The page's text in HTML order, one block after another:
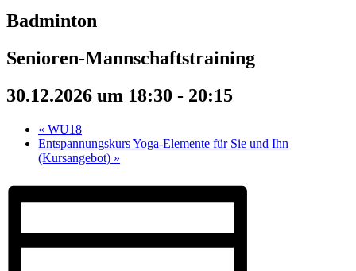
Badminton
Senioren-Mannschaftstraining
30.12.2026 um 18:30 - 20:15
« WU18
Entspannungskurs Yoga-Elemente für Sie und Ihn
(Kursangebot) »